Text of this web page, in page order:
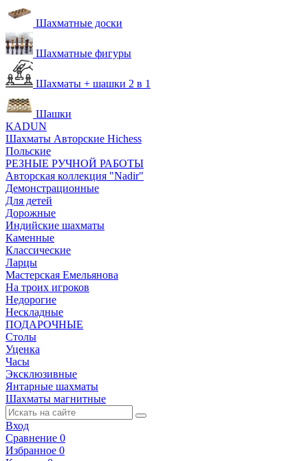
Шахматные доски
Шахматные фигуры
Шахматы + шашки 2 в 1
Шашки
KADUN
Шахматы Авторские Hichess
Польские
РЕЗНЫЕ РУЧНОЙ РАБОТЫ
Авторская коллекция "Nadir"
Демонстрационные
Для детей
Дорожные
Индийские шахматы
Каменные
Классические
Ларцы
Мастерская Емельянова
На троих игроков
Недорогие
Нескладные
ПОДАРОЧНЫЕ
Столы
Уценка
Часы
Эксклюзивные
Янтарные шахматы
Шахматы магнитные
Вход
Сравнение 0
Избранное 0